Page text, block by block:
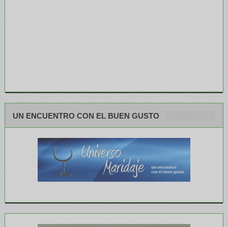
UN ENCUENTRO CON EL BUEN GUSTO